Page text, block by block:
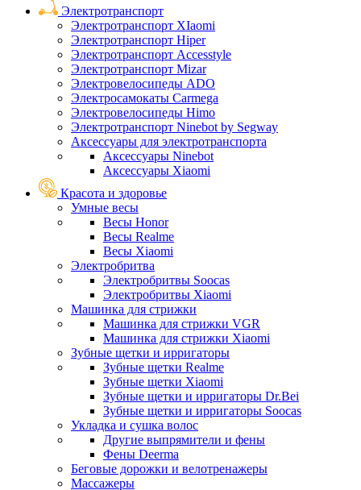
Электротранспорт
Электротранспорт XIaomi
Электротранспорт Hiper
Электротранспорт Accesstyle
Электротранспорт Mizar
Электровелосипеды ADO
Электросамокаты Carmega
Электровелосипеды Himo
Электротранспорт Ninebot by Segway
Аксессуары для электротранспорта
Аксессуары Ninebot
Аксессуары Xiaomi
Красота и здоровье
Умные весы
Весы Honor
Весы Realme
Весы Xiaomi
Электробритва
Электробритвы Soocas
Электробритвы Xiaomi
Машинка для стрижки
Машинка для стрижки VGR
Машинка для стрижки Xiaomi
Зубные щетки и ирригаторы
Зубные щетки Realme
Зубные щетки Xiaomi
Зубные щетки и ирригаторы Dr.Bei
Зубные щетки и ирригаторы Soocas
Укладка и сушка волос
Другие выпрямители и фены
Фены Deerma
Беговые дорожки и велотренажеры
Массажеры